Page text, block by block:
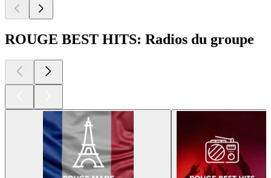
ROUGE BEST HITS: Radios du groupe